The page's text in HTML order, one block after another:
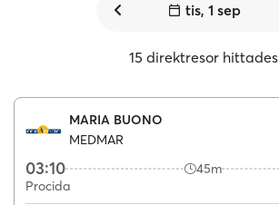
tis, 1 sep
15 direktresor hittades
MARIA BUONO
MEDMAR
03:10 45m
Procida